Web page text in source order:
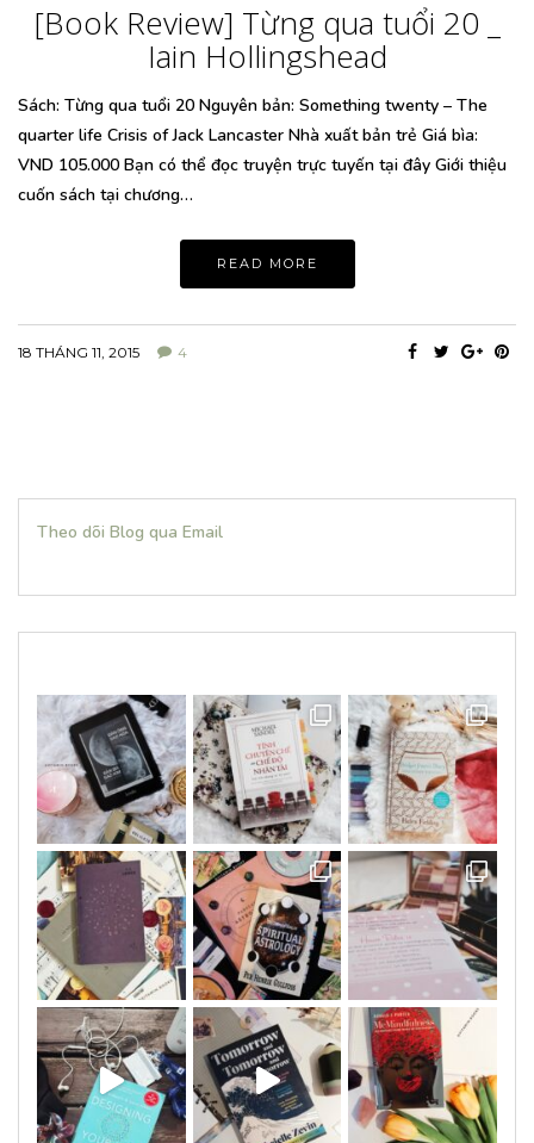
[Book Review] Từng qua tuổi 20 _
Iain Hollingshead
Sách: Từng qua tuổi 20 Nguyên bản: Something twenty – The
quarter life Crisis of Jack Lancaster Nhà xuất bản trẻ Giá bìa:
VND 105.000 Bạn có thể đọc truyện trực tuyến tại đây Giới thiệu
cuốn sách tại chương…
READ MORE
18 THÁNG 11, 2015 4
Theo dõi Blog qua Email